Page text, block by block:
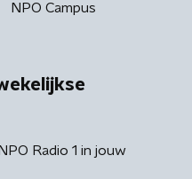
NPO Campus
Radio 1 in jouw